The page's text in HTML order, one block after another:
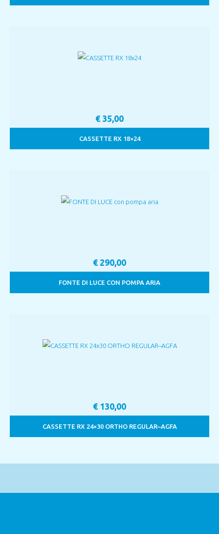
CASSETTE RX 18×24
€ 35,00
FONTE DI LUCE CON POMPA ARIA
€ 290,00
CASSETTE RX 24×30 ORTHO REGULAR–AGFA
€ 130,00